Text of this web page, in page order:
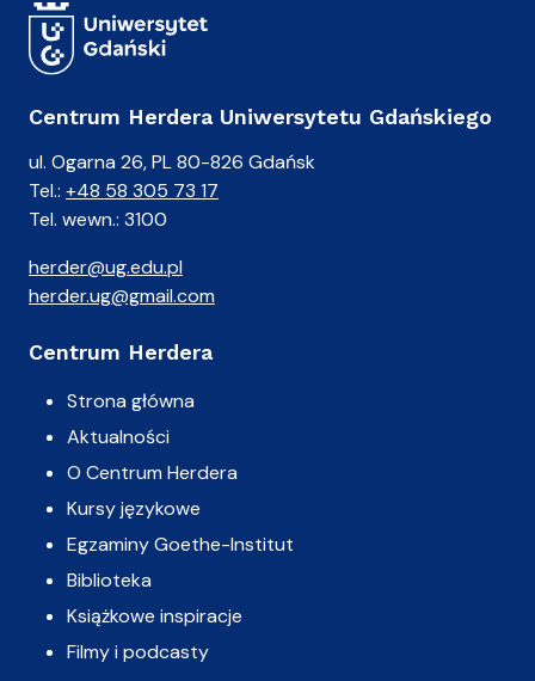
Centrum Herdera Uniwersytetu Gdańskiego
ul. Ogarna 26, PL 80-826 Gdańsk
Tel.: +48 58 305 73 17
Tel. wewn.: 3100
herder@ug.edu.pl
herder.ug@gmail.com
Centrum Herdera
Strona główna
Aktualności
O Centrum Herdera
Kursy językowe
Egzaminy Goethe-Institut
Biblioteka
Książkowe inspiracje
Filmy i podcasty